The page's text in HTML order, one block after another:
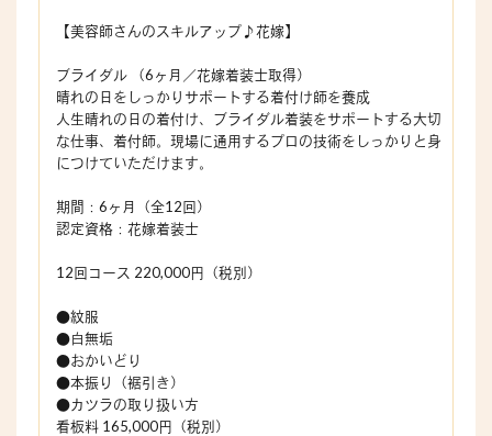
【美容師さんのスキルアップ♪花嫁】
ブライダル （6ヶ月／花嫁着装士取得）
晴れの日をしっかりサポートする着付け師を養成
人生晴れの日の着付け、ブライダル着装をサポートする大切
な仕事、着付師。現場に通用するプロの技術をしっかりと身
につけていただけます。
期間：6ヶ月（全12回）
認定資格：花嫁着装士
12回コース 220,000円（税別）
●紋服
●白無垢
●おかいどり
●本振り（裾引き）
●カツラの取り扱い方
看板料 165,000円（税別）